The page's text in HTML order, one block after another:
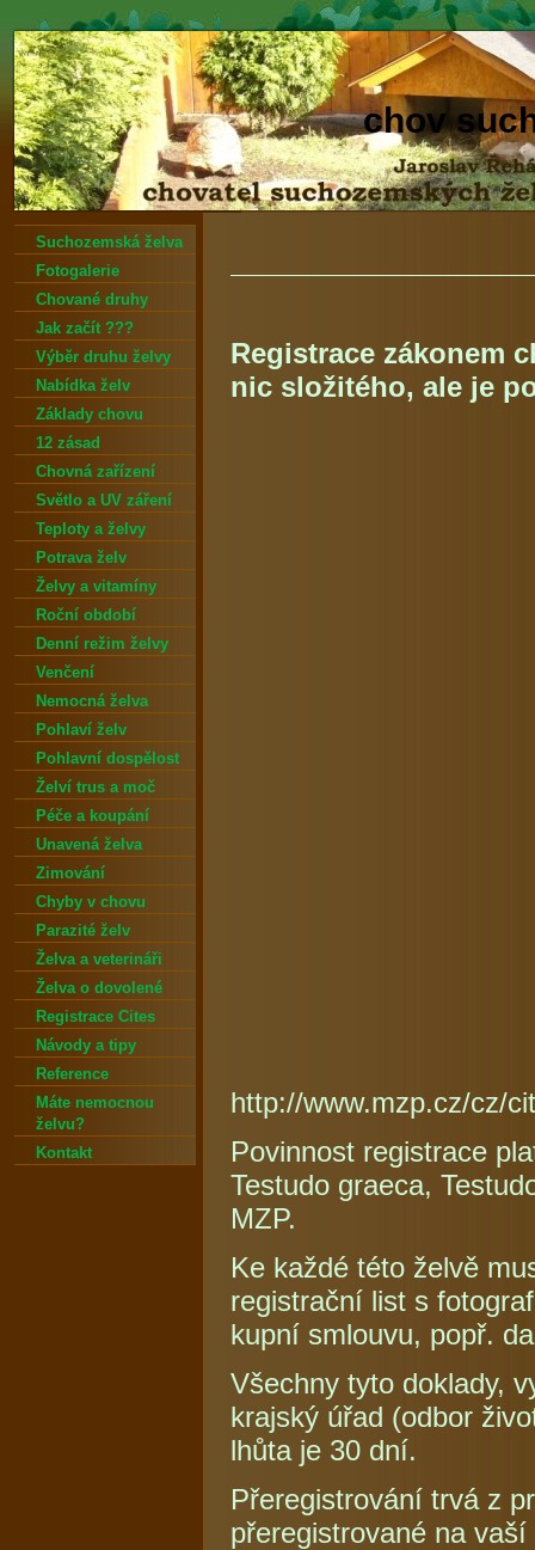
chov
Registrace zákonem
nic složitého, ale je
http://www.mzp.cz/cz/
Povinnost registrace
Testudo graeca,
MZP.
Ke každé této želvě
registrační list s
kupní smlouvu, popř.
Všechny tyto doklady,
krajský úřad (odbor
lhůta je 30 dní.
Přeregistrování trvá z
přeregistrované na
Suchozemská želva
Fotogalerie
Chované druhy
Jak začít ???
Výběr druhu želvy
Nabídka želv
Základy chovu
12 zásad
Chovná zařízení
Světlo a UV záření
Teploty a želvy
Potrava želv
Želvy a vitamíny
Roční období
Denní režim želvy
Venčení
Nemocná želva
Pohlaví želv
Pohlavní dospělost
Želví trus a moč
Péče a koupání
Unavená želva
Zimování
Chyby v chovu
Parazité želv
Želva a veterináři
Želva o dovolené
Registrace Cites
Návody a tipy
Reference
Máte nemocnou
želvu?
Kontakt